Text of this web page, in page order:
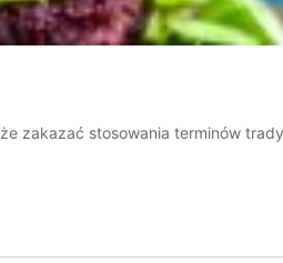
zakazać stosowania terminów